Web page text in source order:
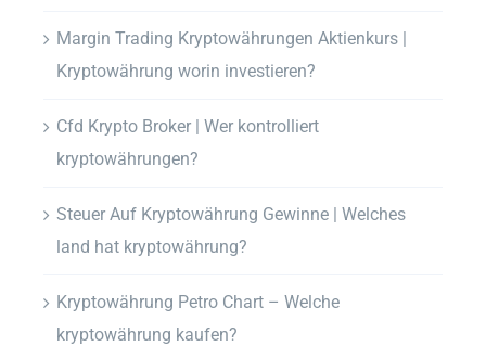
Margin Trading Kryptowährungen Aktienkurs |
Kryptowährung worin investieren?
Cfd Krypto Broker | Wer kontrolliert
kryptowährungen?
Steuer Auf Kryptowährung Gewinne | Welches
land hat kryptowährung?
Kryptowährung Petro Chart – Welche
kryptowährung kaufen?